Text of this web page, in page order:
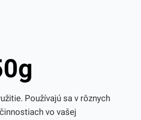
Používajú sa v rôznych
vo vašej